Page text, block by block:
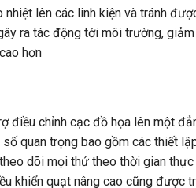
lên các linh kiện và tránh
ra tác động tới môi trường,
hơn
điều chỉnh cạc đồ họa lên một
quan trọng bao gồm các thiết
dõi mọi thứ theo thời gian
khiển quạt nâng cao cũng được